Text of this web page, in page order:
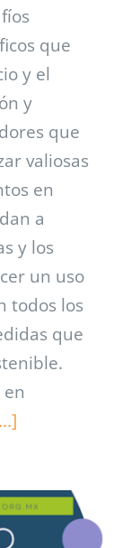
que
y el
y
que
valiosas
en
a
y los
un uso
todos los
que